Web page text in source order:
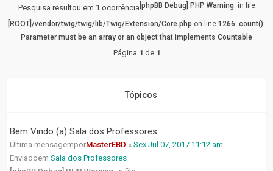
Tópicos
avançada
FAQ
Pesquisa resultou em 1 ocorrência [phpBB Debug] PHP Warning: in file
[ROOT]/vendor/twig/twig/lib/Twig/Extension/Core.php on line 1266: count():
Parameter must be an array or an object that implements Countable
Página 1 de 1
Tópicos
Bem Vindo (a) Sala dos Professores
Última mensagemporMasterEBD « Sex Jul 07, 2017 11:12 am
Enviadoem Sala dos Professores